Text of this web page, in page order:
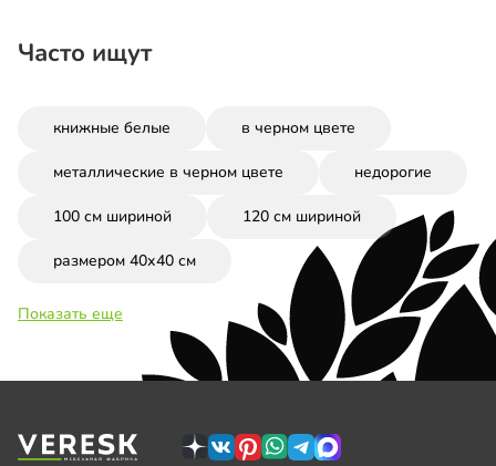
Часто ищут
книжные белые в черном цвете
металлические в черном цвете недорогие
100 см шириной 120 см шириной
размером 40х40 см
Показать еще